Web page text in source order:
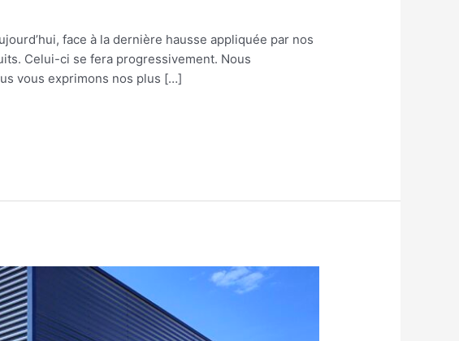
face à la dernière hausse appliquée par nos
Celui-ci se fera progressivement. Nous
vous exprimons nos plus […]